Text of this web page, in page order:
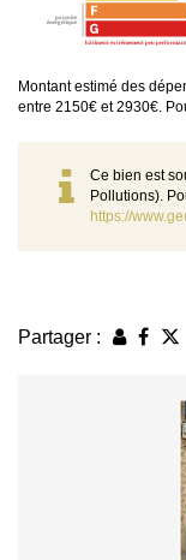
Montant estimé des
entre 2150€ et 2930€.
Ce bien est
Pollutions).
https://
Partager :